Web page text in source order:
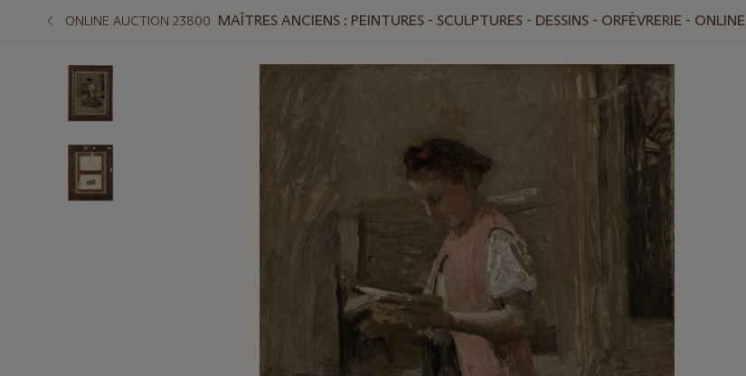
ONLINE AUCTION 23800 MAÎTRES ANCIENS : PEINTURES - SCULPTURES - DESSINS - ORFÈVRERIE - ONLINE